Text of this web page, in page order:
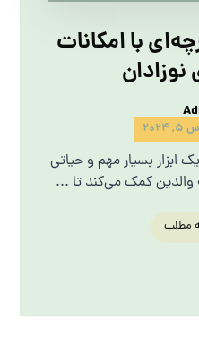
با امکانات
نوزادان
2024
ابزار بسیار مهم و حیاتی
والدین کمک می‌کند تا ...
مطلب